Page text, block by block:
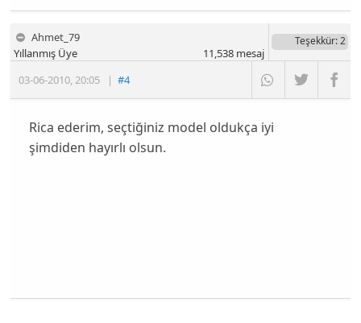
Ahmet_79
03-06-2010,20:05 |#4
Yıllanmış Üye
Teşekkür: 2
11,538mesaj
Rica ederim, seçtiğiniz model oldukça iyi
şimdiden hayırlı olsun.